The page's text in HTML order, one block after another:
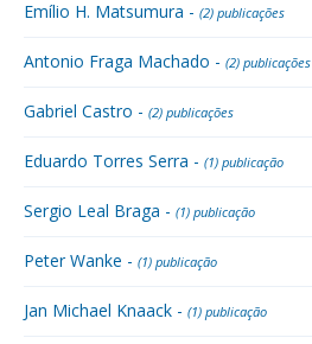
Emílio H. Matsumura - (2) publicações
Antonio Fraga Machado - (2) publicações
Gabriel Castro - (2) publicações
Eduardo Torres Serra - (1) publicação
Sergio Leal Braga - (1) publicação
Peter Wanke - (1) publicação
Jan Michael Knaack - (1) publicação